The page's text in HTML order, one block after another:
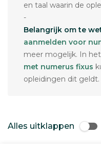
en taal waarin de
-
Belangrijk om te
aanmelden voor
meer mogelijk. In het
met numerus fixus
opleidingen dit geldt.
Alles uitklappen